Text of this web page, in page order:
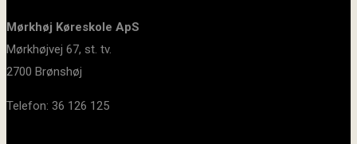
Mørkhøj Køreskole ApS
Mørkhøjvej 67, st. tv.
2700 Brønshøj
Telefon: 36 126 125